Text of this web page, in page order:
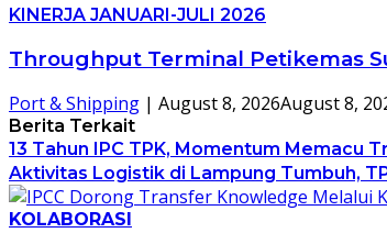
KINERJA JANUARI-JULI 2026
Throughput Terminal Petikemas
Port & Shipping | August 8, 2026August 8,
Berita Terkait
13 Tahun IPC TPK, Momentum Memacu
Aktivitas Logistik di Lampung Tumbuh,
KOLABORASI